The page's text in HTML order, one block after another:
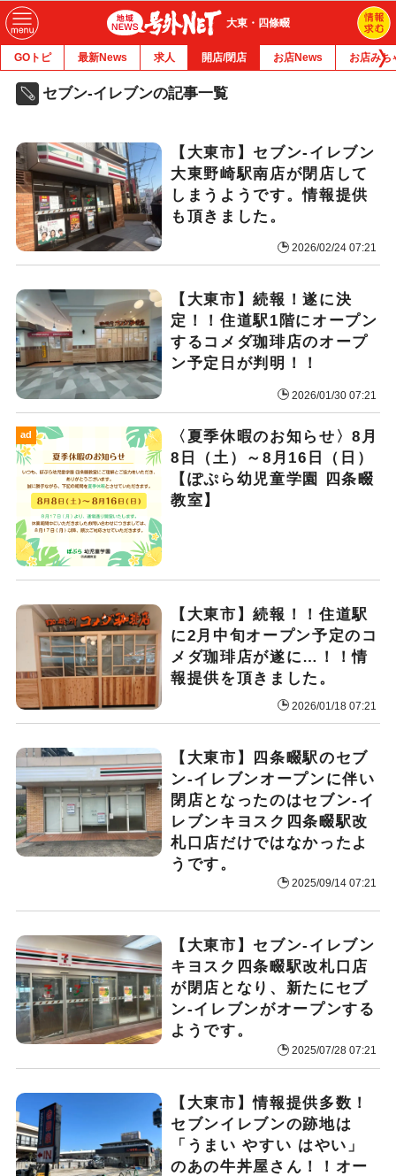
大東・四條畷
GOトピ 最新News 求人 開店/閉店 お店News お店みち
セブン-イレブンの記事一覧
【大東市】セブン-イレブン
大東野崎駅南店が閉店して
しまうようです。情報提供
も頂きました。
2026/02/24 07:21
【大東市】続報！遂に決
定！！住道駅1階にオープン
するコメダ珈琲店のオープ
ン予定日が判明！！
2026/01/30 07:21
ad
〈夏季休暇のお知らせ〉8月
8日（土）～8月16日（日）
【ぽぷら幼児童学園 四条畷
教室】
【大東市】続報！！住道駅
に2月中旬オープン予定のコ
メダ珈琲店が遂に…！！情
報提供を頂きました。
2026/01/18 07:21
【大東市】四条畷駅のセブ
ン-イレブンオープンに伴い
閉店となったのはセブン-イ
レブンキヨスク四条畷駅改
札口店だけではなかったよ
うです。
2025/09/14 07:21
【大東市】セブン-イレブン
キヨスク四条畷駅改札口店
が閉店となり、新たにセブ
ン-イレブンがオープンする
ようです。
2025/07/28 07:21
【大東市】情報提供多数！
セブンイレブンの跡地は
「うまい やすい はやい」
のあの牛丼屋さん！！オー